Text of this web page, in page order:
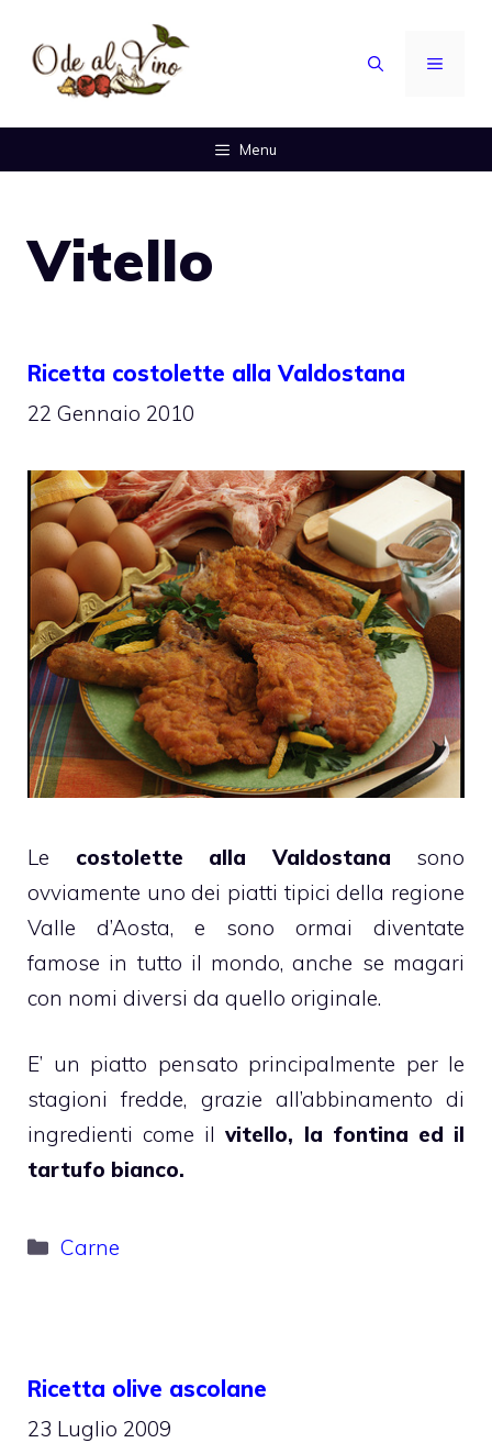
contenuto
MENU
Menu
Vitello
Ricetta costolette alla Valdostana
22 Gennaio 2010
Le costolette alla Valdostana sono
ovviamente uno dei piatti tipici della regione
Valle d’Aosta, e sono ormai diventate
famose in tutto il mondo, anche se magari
con nomi diversi da quello originale.
E’ un piatto pensato principalmente per le
stagioni fredde, grazie all’abbinamento di
ingredienti come ilvitello, la fontina ed il
tartufo bianco.
Categorie
Carne
Ricetta olive ascolane
23 Luglio 2009